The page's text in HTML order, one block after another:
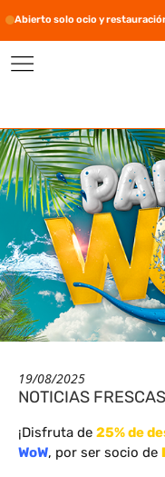
Abierto solo ocio y
19/08/2025
NOTICIAS
¡Disfruta de 25% de
WoW, por ser socio de